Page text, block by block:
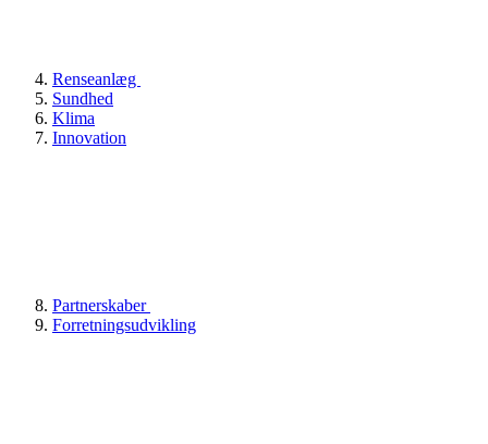
Renseanlæg
Sundhed
Klima
Innovation
Partnerskaber
Forretningsudvikling